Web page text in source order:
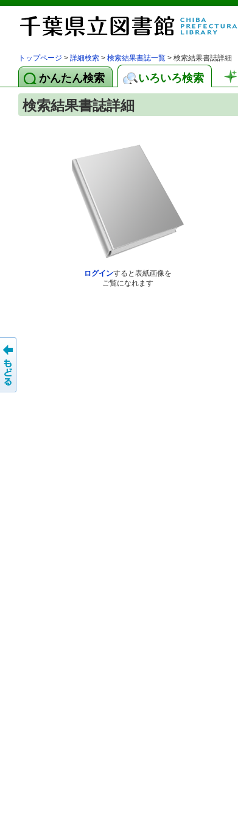
トップページ > 詳細検索 > 検索結果書誌一覧 > 検索結果書誌詳細
かんたん検索 いろいろ検索
検索結果書誌詳細
ログインすると表紙画像を
ご覧になれます